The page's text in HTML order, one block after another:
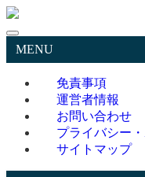
MENU
免責事項
運営者情報
お問い合わせ
プライバシー
サイトマップ